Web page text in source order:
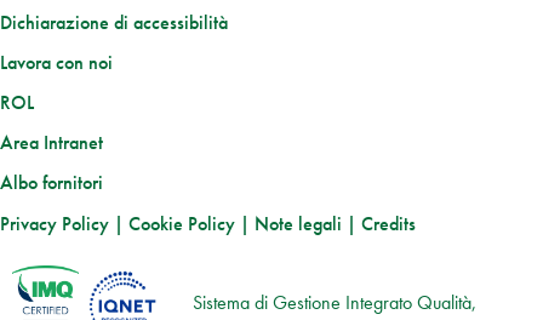
Dichiarazione di accessibilità
Lavora con noi
ROL
Area Intranet
Albo fornitori
Privacy Policy | Cookie Policy | Note legali | Credits
Sistema di Gestione Integrato Qualità,